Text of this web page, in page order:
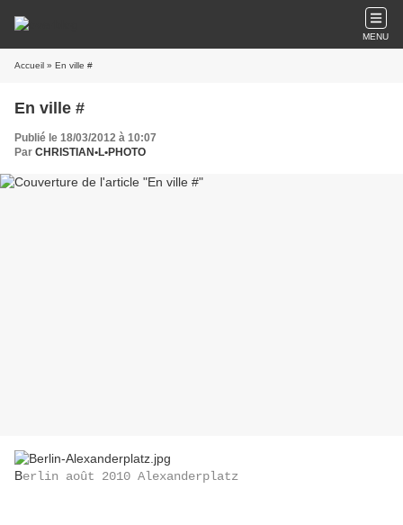
MENU
Accueil » En ville #
En ville #
Publié le 18/03/2012 à 10:07
Par CHRISTIAN•L•PHOTO
Berlin août 2010 Alexanderplatz